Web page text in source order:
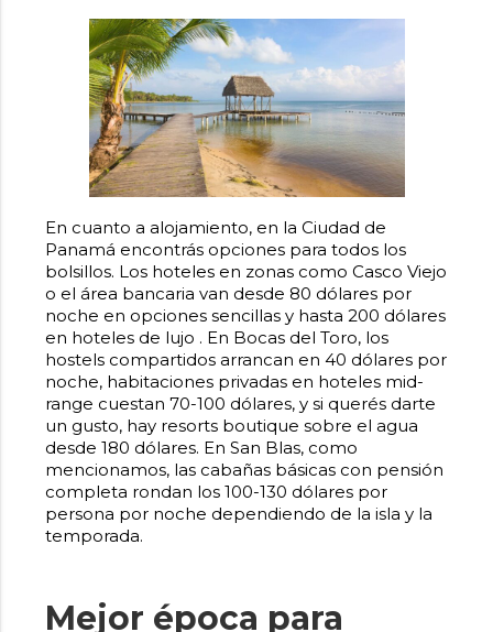
En cuanto a alojamiento, en la Ciudad de
Panamá encontrás opciones para todos los
bolsillos. Los hoteles en zonas como Casco Viejo
o el área bancaria van desde 80 dólares por
noche en opciones sencillas y hasta 200 dólares
en hoteles de lujo . En Bocas del Toro, los
hostels compartidos arrancan en 40 dólares por
noche, habitaciones privadas en hoteles mid-
range cuestan 70-100 dólares, y si querés darte
un gusto, hay resorts boutique sobre el agua
desde 180 dólares. En San Blas, como
mencionamos, las cabañas básicas con pensión
completa rondan los 100-130 dólares por
persona por noche dependiendo de la isla y la
temporada.
Mejor época para